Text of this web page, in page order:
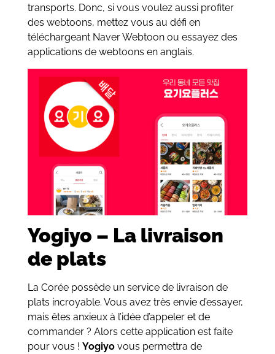
transports. Donc, si vous voulez aussi profiter
des webtoons, mettez vous au défi en
téléchargeant Naver Webtoon ou essayez des
applications de webtoons en anglais.
Yogiyo – La livraison
de plats
La Corée possède un service de livraison de
plats incroyable. Vous avez très envie d’essayer,
mais êtes anxieux à l’idée d’appeler et de
commander ? Alors cette application est faite
pour vous ! Yogiyovous permettra de